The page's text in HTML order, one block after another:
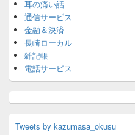
耳の痛い話
通信サービス
金融＆決済
長崎ローカル
雑記帳
電話サービス
Tweets by kazumasa_okusu